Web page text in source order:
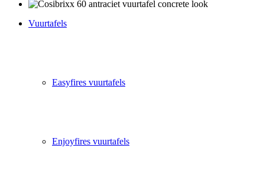
Vuurtafels
Easyfires vuurtafels
Enjoyfires vuurtafels